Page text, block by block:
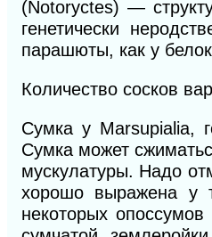
(Notoryctes) —
генетически
парашюты, как у
Количество сосков
Сумка у Marsupialia,
Сумка может
мускулатуры. Надо
хорошо выражена у
некоторых